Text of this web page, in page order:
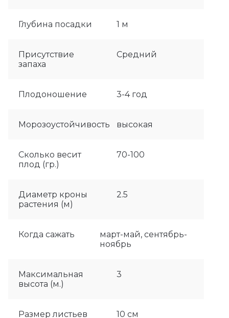
Глубина посадки 1 м
Присутствие
запаха
Средний
Плодоношение 3-4 год
Морозоустойчивость высокая
Сколько весит
плод (гр.)
70-100
Диаметр кроны
растения (м)
2.5
Когда сажать
март-май, сентябрь-
ноябрь
Максимальная
высота (м.)
3
Размер листьев 10 см